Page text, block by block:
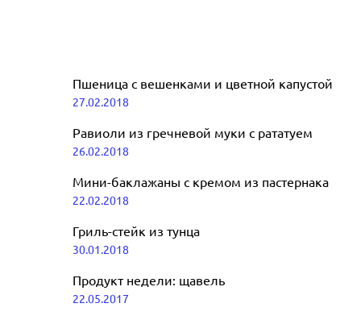
Пшеница с вешенками и цветной капустой
27.02.2018
Равиоли из гречневой муки с рататуем
26.02.2018
Мини-баклажаны с кремом из пастернака
22.02.2018
Гриль-стейк из тунца
30.01.2018
Продукт недели: щавель
22.05.2017